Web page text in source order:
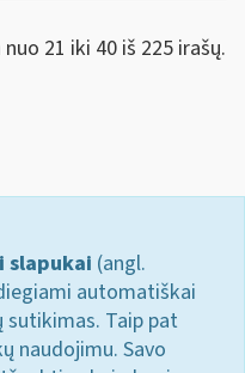
21 iki 40 iš 225 irašų.
slapukai (angl.
automatiškai
sutikimas. Taip pat
naudojimu. Savo